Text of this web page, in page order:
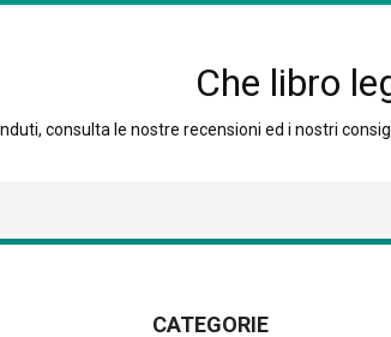
Che libro
consulta le nostre recensioni ed i nostri
CATEGORIE